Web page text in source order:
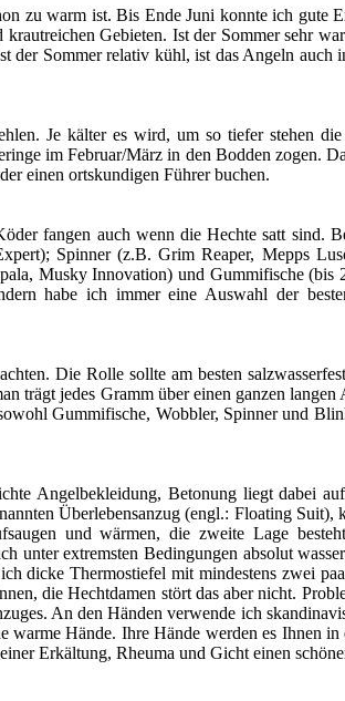
zu warm ist. Bis Ende Juni konnte ich gute
Gebieten. Ist der Sommer sehr
der Sommer relativ kühl, ist das Angeln
Je kälter es wird, um so tiefer stehen die
im Februar/März in den Bodden zogen.
einen ortskundigen Führer buchen.
fangen auch wenn die Hechte satt sind.
Spinner (z.B. Grim Reaper, Mepps
Musky Innovation) und Gummifische (bis
habe ich immer eine Auswahl der
Die Rolle sollte am besten
trägt jedes Gramm über einen ganzen
Gummifische, Wobbler, Spinner und
Angelbekleidung, Betonung liegt dabei
Überlebensanzug (engl.: Floating
und wärmen, die zweite Lage
unter extremsten Bedingungen absolut
dicke Thermostiefel mit mindestens zwei
die Hechtdamen stört das aber nicht.
An den Händen verwende ich
Hände. Ihre Hände werden es Ihnen
Erkältung, Rheuma und Gicht einen